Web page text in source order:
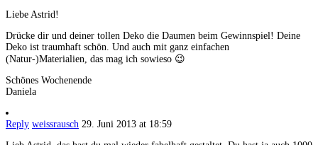
Liebe Astrid!
Drücke dir und deiner tollen Deko die Daumen beim Gewinnspiel! Deine
Deko ist traumhaft schön. Und auch mit ganz einfachen
(Natur-)Materialien, das mag ich sowieso 😉
Schönes Wochenende
Daniela
Reply weissrausch 29. Juni 2013 at 18:59